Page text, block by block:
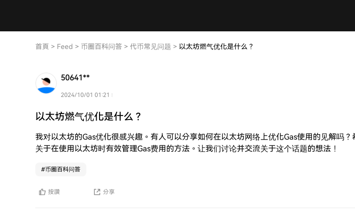
首頁 > Feed > 币圈百科问答 > 代币常见问题 > 以太坊燃气优化是什么？
50641**
2024/10/01 01:21
以太坊燃气优化是什么？
我对以太坊的Gas优化很感兴趣。有人可以分享如何在以太坊网络上优化Gas使用的见解吗？
关于在使用以太坊时有效管理Gas费用的方法。让我们讨论并交流关于这个话题的想法！
#币圈百科问答
按讚 分享